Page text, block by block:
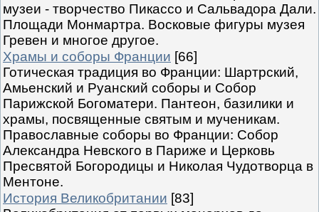
музеи - творчество Пикассо и Сальвадора Дали.
Площади Монмартра. Восковые фигуры музея
Гревен и многое другое.
Храмы и соборы Франции [66]
Готическая традиция во Франции: Шартрский,
Амьенский и Руанский соборы и Собор
Парижской Богоматери. Пантеон, базилики и
храмы, посвященные святым и мученикам.
Православные соборы во Франции: Собор
Александра Невского в Париже и Церковь
Пресвятой Богородицы и Николая Чудотворца в
Ментоне.
История Великобритании [83]